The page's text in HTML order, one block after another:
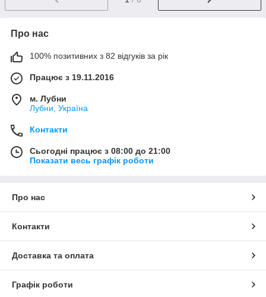
Про нас
100% позитивних з 82 відгуків за рік
Працює з 19.11.2016
м. Лубни
Лубни, Україна
Контакти
Сьогодні працює з 08:00 до 21:00
Показати весь графік роботи
Про нас
Контакти
Доставка та оплата
Графік роботи